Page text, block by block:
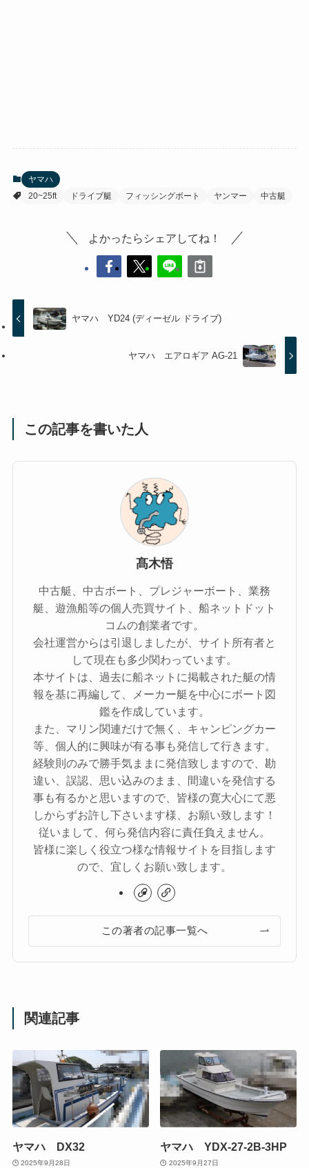
ヤマハ
20~25ft
ドライブ艇 フィッシングボート ヤンマー 中古艇
よかったらシェアしてね！
ヤマハ YD24 (ディーゼル ドライブ)
ヤマハ エアロギア AG-21
この記事を書いた人
髙木悟
中古艇、中古ボート、プレジャーボート、業務
艇、遊漁船等の個人売買サイト、船ネットドット
コムの創業者です。
会社運営からは引退しましたが、サイト所有者と
して現在も多少関わっています。
本サイトは、過去に船ネットに掲載された艇の情
報を基に再編して、メーカー艇を中心にボート図
鑑を作成しています。
また、マリン関連だけで無く、キャンピングカー
等、個人的に興味が有る事も発信して行きます。
経験則のみで勝手気ままに発信致しますので、勘
違い、誤認、思い込みのまま、間違いを発信する
事も有るかと思いますので、皆様の寛大心にて悪
しからずお許し下さいます様、お願い致します！
従いまして、何ら発信内容に責任負えません。
皆様に楽しく役立つ様な情報サイトを目指します
ので、宜しくお願い致します。
この著者の記事一覧へ
関連記事
ヤマハ DX32
2025年9月28日
ヤマハ YDX-27-2B-3HP
2025年9月27日